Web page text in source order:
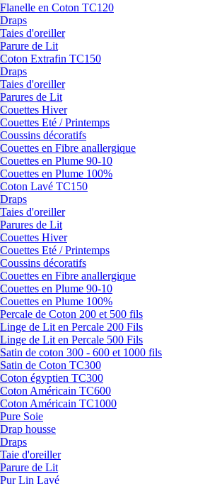
Flanelle en Coton TC120
Draps
Taies d'oreiller
Parure de Lit
Coton Extrafin TC150
Draps
Taies d'oreiller
Parures de Lit
Couettes Hiver
Couettes Eté / Printemps
Coussins décoratifs
Couettes en Fibre anallergique
Couettes en Plume 90-10
Couettes en Plume 100%
Coton Lavé TC150
Draps
Taies d'oreiller
Parures de Lit
Couettes Hiver
Couettes Eté / Printemps
Coussins décoratifs
Couettes en Fibre anallergique
Couettes en Plume 90-10
Couettes en Plume 100%
Percale de Coton 200 et 500 fils
Linge de Lit en Percale 200 Fils
Linge de Lit en Percale 500 Fils
Satin de coton 300 - 600 et 1000 fils
Satin de Coton TC300
Coton égyptien TC300
Coton Américain TC600
Coton Américain TC1000
Pure Soie
Drap housse
Draps
Taie d'oreiller
Parure de Lit
Pur Lin Lavé